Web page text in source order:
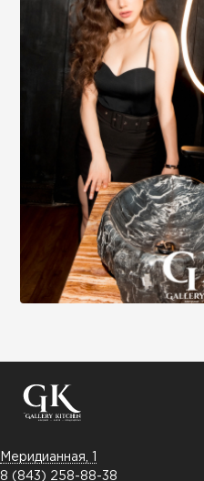
Меридианная, 1
8 (843) 258-88-38